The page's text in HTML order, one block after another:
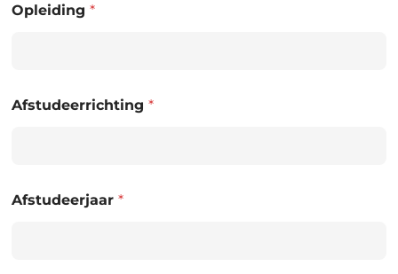
Opleiding *
Afstudeerrichting *
Afstudeerjaar *